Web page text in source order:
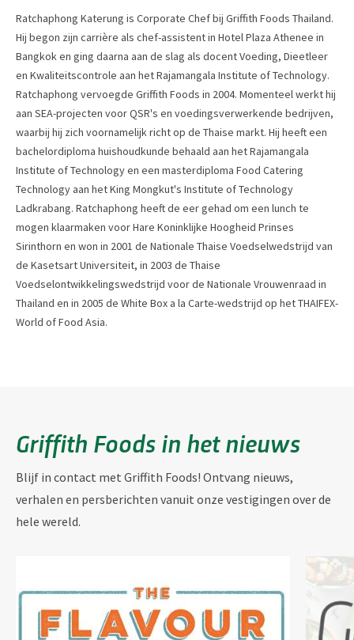
Ratchaphong Katerung is Corporate Chef bij Griffith Foods Thailand.
Hij begon zijn carrière als chef-assistent in Hotel Plaza Athenee in
Bangkok en ging daarna aan de slag als docent Voeding, Dieetleer
en Kwaliteitscontrole aan het Rajamangala Institute of Technology.
Ratchaphong vervoegde Griffith Foods in 2004. Momenteel werkt hij
aan SEA-projecten voor QSR's en voedingsverwerkende bedrijven,
waarbij hij zich voornamelijk richt op de Thaise markt. Hij heeft een
bachelordiploma huishoudkunde behaald aan het Rajamangala
Institute of Technology en een masterdiploma Food Catering
Technology aan het King Mongkut's Institute of Technology
Ladkrabang. Ratchaphong heeft de eer gehad om een lunch te
mogen klaarmaken voor Hare Koninklijke Hoogheid Prinses
Sirinthorn en won in 2001 de Nationale Thaise Voedselwedstrijd van
de Kasetsart Universiteit, in 2003 de Thaise
Voedselontwikkelingswedstrijd voor de Nationale Vrouwenraad in
Thailand en in 2005 de White Box a la Carte-wedstrijd op het THAIFEX-
World of Food Asia.
Griffith Foods in het nieuws
Blijf in contact met Griffith Foods! Ontvang nieuws,
verhalen en persberichten vanuit onze vestigingen over de
hele wereld.